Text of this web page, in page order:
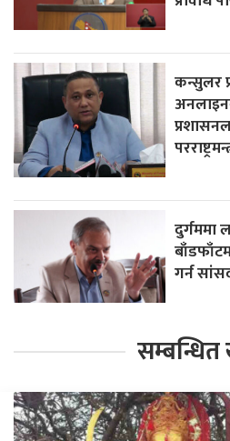
कन्सुलर
दुर्गममा
गर्न